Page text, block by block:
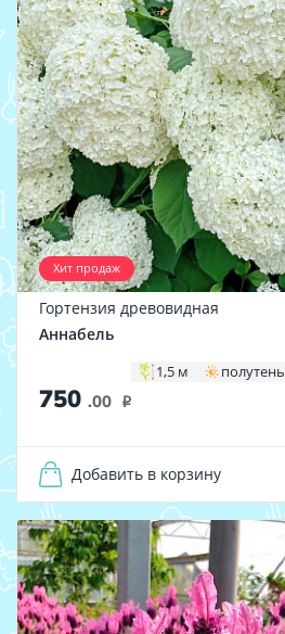
Хит продаж
Гортензия древовидная
Аннабель
1,5 м полутень
750 .00 i
Добавить в корзину